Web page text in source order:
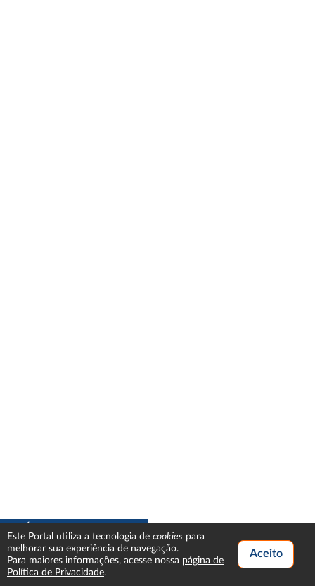
Este Portal utiliza a tecnologia de cookies para
melhorar sua experiência de navegação.
Para maiores informações, acesse nossa página de
Política de Privacidade.